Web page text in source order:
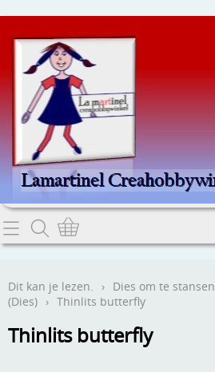
Home
Contact
Webwinkel
Dit kan je lezen. › Dies om te stansen
(Dies) › Thinlits butterfly
Thinlits butterfly